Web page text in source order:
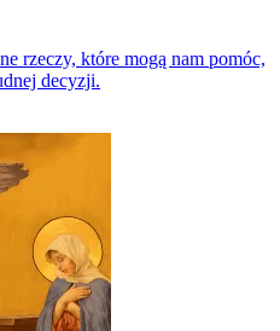
rzeczy, które mogą nam pomóc,
decyzji.